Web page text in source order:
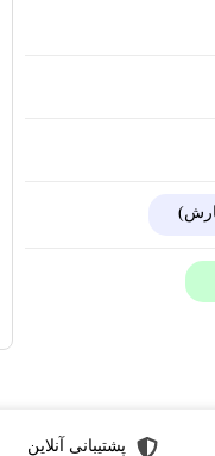
پشتیبانی آنلاین